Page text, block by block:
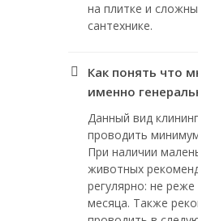
на плитке и
сантехнике.
Как понять что
именно
Данный вид
проводить
При наличии
животных
регулярно: не реже
месяца. Также